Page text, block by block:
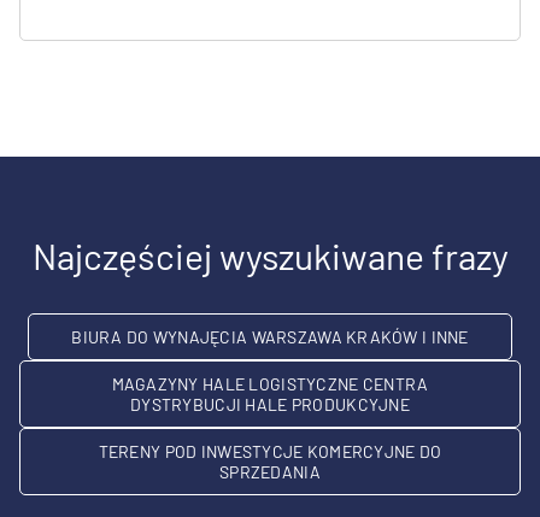
Najczęściej wyszukiwane frazy
BIURA DO WYNAJĘCIA WARSZAWA KRAKÓW I INNE
MAGAZYNY HALE LOGISTYCZNE CENTRA
DYSTRYBUCJI HALE PRODUKCYJNE
TERENY POD INWESTYCJE KOMERCYJNE DO
SPRZEDANIA